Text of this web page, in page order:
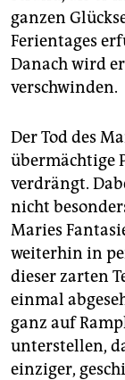
ganzen
Ferientages
Danach wird
verschwinden.
Der Tod des
übermächtige
verdrängt.
nicht
Maries
weiterhin in
dieser zarten
einmal
ganz auf
unterstellen,
einziger,